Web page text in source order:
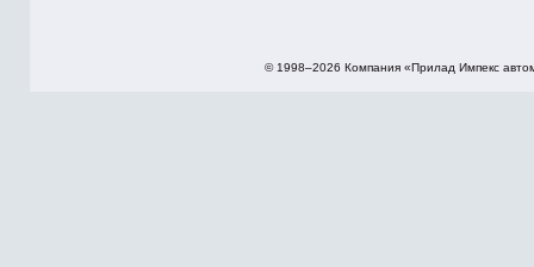
© 1998–2026 Компания «Прилад Импекс